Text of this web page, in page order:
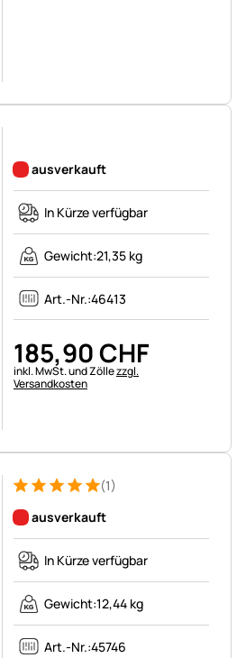
ausverkauft
In Kürze verfügbar
Gewicht:21,35 kg
Art.-Nr.:46413
185,90CHF
Steuerhinweis:
inkl. MwSt. und Zöllezzgl.
Versandkosten
Bewertung: 5 von 5 (1 Bewertungen)
1 Bewertung
(1)
ausverkauft
In Kürze verfügbar
Gewicht:12,44 kg
Art.-Nr.:45746